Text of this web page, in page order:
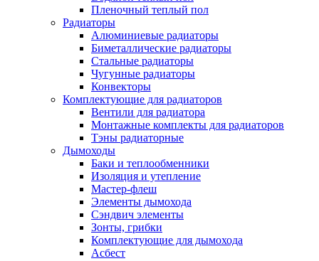
Пленочный теплый пол
Радиаторы
Алюминиевые радиаторы
Биметаллические радиаторы
Стальные радиаторы
Чугунные радиаторы
Конвекторы
Комплектующие для радиаторов
Вентили для радиатора
Монтажные комплекты для радиаторов
Тэны радиаторные
Дымоходы
Баки и теплообменники
Изоляция и утепление
Мастер-флеш
Элементы дымохода
Сэндвич элементы
Зонты, грибки
Комплектующие для дымохода
Асбест